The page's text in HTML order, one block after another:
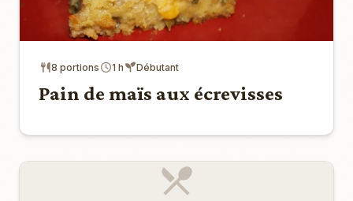
8 portions 1 h Débutant
Pain de maïs aux écrevisses